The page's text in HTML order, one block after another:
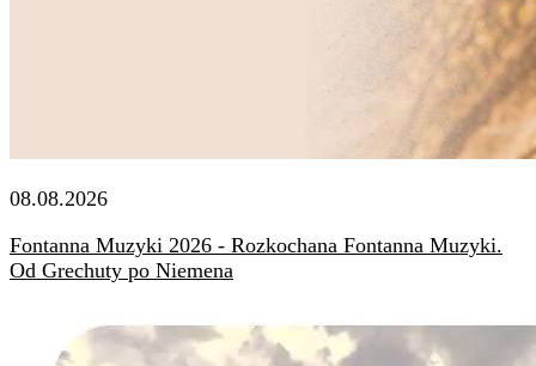
08.08.2026
Fontanna Muzyki 2026 - Rozkochana Fontanna Muzyki.
Od Grechuty po Niemena